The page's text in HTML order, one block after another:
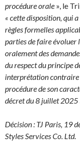
procédure orale », le
« cette disposition, qui
règles formelles
parties de faire évoluer
oralement des
du respect du principe
interprétation
procédure de son
décret du 8 juillet 2025
Décision : TJ Paris, 19
Styles Services Co. Ltd.